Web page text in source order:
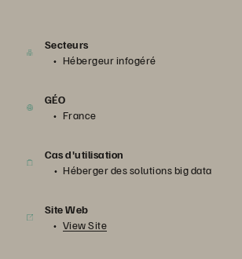
Secteurs
Hébergeur infogéré
GÉO
France
Cas d'utilisation
Héberger des solutions big data
Site Web
View Site